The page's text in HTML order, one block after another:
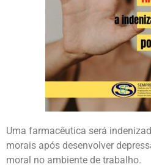
Uma farmacêutica será
morais após desenvolver
moral no ambiente de trabalho.